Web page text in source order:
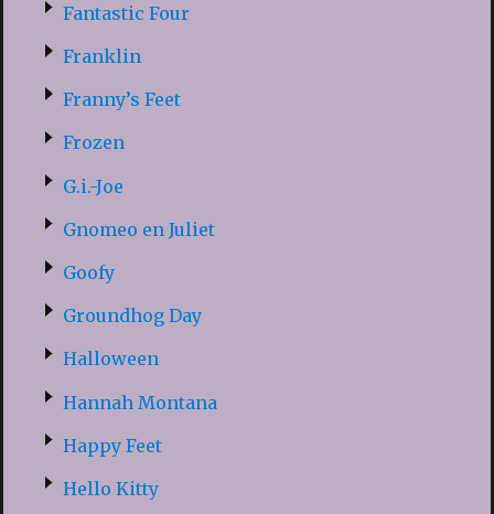
Fantastic Four
Franklin
Franny’s Feet
Frozen
G.i.-Joe
Gnomeo en Juliet
Goofy
Groundhog Day
Halloween
Hannah Montana
Happy Feet
Hello Kitty